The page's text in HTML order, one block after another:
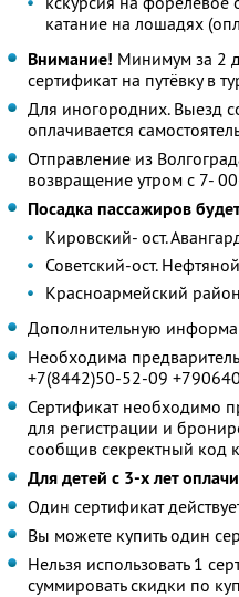
катание на лошадях
Внимание! Минимум за 2
сертификат на путёвку в
Для иногородних. Выезд
оплачивается
Отправление из
возвращение утром с 7-
Посадка пассажиров
Кировский- ост.
Советский-ост.
Красноармейский
Дополнительную
Необходима
+7(8442)50-52-09
Сертификат необходимо
для регистрации и
сообщив секректный код
Для детей с 3-х лет
Один сертификат
Вы можете купить один
Нельзя использовать 1
суммировать скидки по